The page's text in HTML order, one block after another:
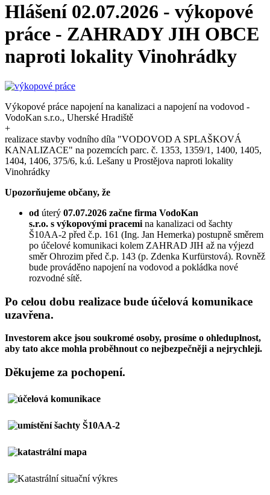
Hlášení 02.07.2026 - výkopové
práce - ZAHRADY JIH OBCE
naproti lokality Vinohrádky
Výkopové práce napojení na kanalizaci a napojení na vodovod -
VodoKan s.r.o., Uherské Hradiště
+
realizace stavby vodního díla "VODOVOD A SPLAŠKOVÁ
KANALIZACE" na pozemcích parc. č. 1353, 1359/1, 1400, 1405,
1404, 1406, 375/6, k.ú. Lešany u Prostějova naproti lokality
Vinohrádky
Upozorňujeme občany, že
od úterý 07.07.2026 začne firma VodoKan
s.r.o. s výkopovými pracemi na kanalizaci od šachty
Š10AA-2 před č.p. 161 (Ing. Jan Hemerka) postupně směrem
po účelové komunikaci kolem ZAHRAD JIH až na výjezd
směr Ohrozim před č.p. 143 (p. Zdenka Kurfürstová). Rovněž
bude prováděno napojení na vodovod a pokládka nové
rozvodné sítě.
Po celou dobu realizace bude účelová komunikace
uzavřena.
Investorem akce jsou soukromé osoby, prosíme o ohleduplnost,
aby tato akce mohla proběhnout co nejbezpečněji a nejrychleji.
Děkujeme za pochopení.